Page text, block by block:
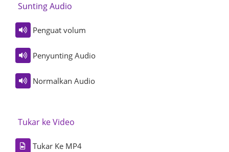
Sunting Audio
Penguat volum
Penyunting Audio
Normalkan Audio
Tukar ke Video
Tukar Ke MP4